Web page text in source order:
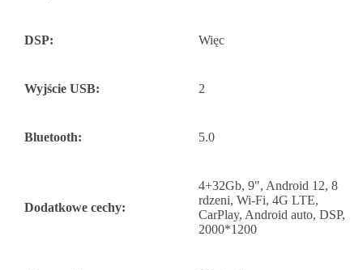
DSP: Więc
Wyjście USB: 2
Bluetooth: 5.0
Dodatkowe cechy:
4+32Gb, 9", Android 12, 8
rdzeni, Wi-Fi, 4G LTE,
CarPlay, Android auto, DSP,
2000*1200